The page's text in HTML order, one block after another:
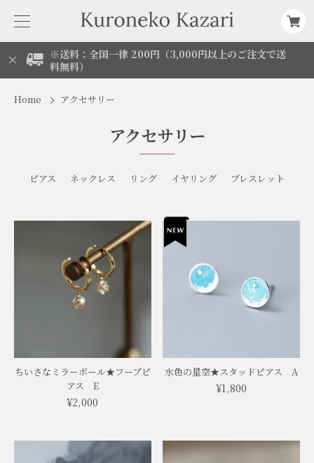
※送料：全国一律 200円（3,000円以上のご注文で送
料無料）
Home アクセサリー
アクセサリー
ピアス ネックレス リング イヤリング ブレスレット
ちいさなミラーボール★フープピ
アス E
¥2,000
水色の星空★スタッドピアス A
¥1,800